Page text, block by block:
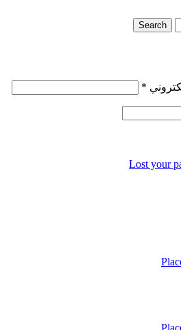
Search
*
Lost your